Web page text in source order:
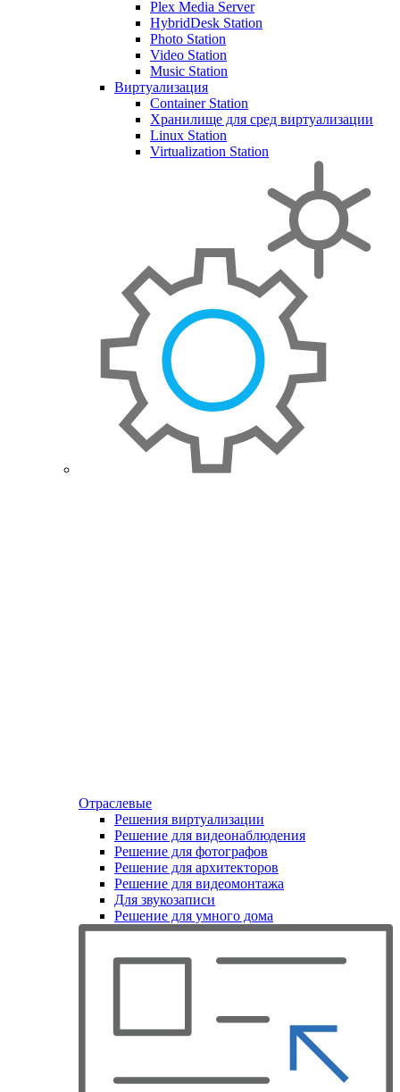
Plex Media Server
HybridDesk Station
Photo Station
Video Station
Music Station
Виртуализация
Container Station
Хранилище для сред виртуализации
Linux Station
Virtualization Station
Отраслевые
Решения виртуализации
Решение для видеонаблюдения
Решение для фотографов
Решение для архитекторов
Решение для видеомонтажа
Для звукозаписи
Решение для умного дома